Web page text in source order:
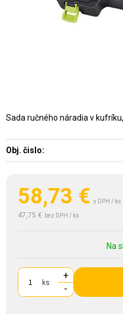
58,73 € s DPH / ks
47,75 € bez DPH / ks
Na
ks
+
-
Sada ručného náradia v
Obj. čislo: